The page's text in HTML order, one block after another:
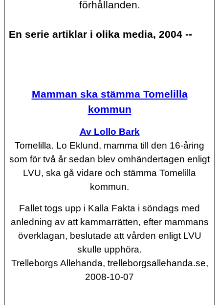
förhållanden.
En serie artiklar i olika media, 2004 --
Mamman ska stämma Tomelilla
kommun
Av Lollo Bark
Tomelilla. Lo Eklund, mamma till den 16-åring
som för två år sedan blev omhändertagen enligt
LVU, ska gå vidare och stämma Tomelilla
kommun.
Fallet togs upp i Kalla Fakta i söndags med
anledning av att kammarrätten, efter mammans
överklagan, beslutade att vården enligt LVU
skulle upphöra.
Trelleborgs Allehanda, trelleborgsallehanda.se,
2008-10-07